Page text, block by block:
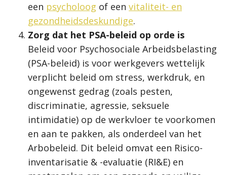
een psycholoog of een vitaliteit- en
gezondheidsdeskundige.
Zorg dat het PSA-beleid op orde is
Beleid voor Psychosociale Arbeidsbelasting
(PSA-beleid) is voor werkgevers wettelijk
verplicht beleid om stress, werkdruk, en
ongewenst gedrag (zoals pesten,
discriminatie, agressie, seksuele
intimidatie) op de werkvloer te voorkomen
en aan te pakken, als onderdeel van het
Arbobeleid. Dit beleid omvat een Risico-
inventarisatie & -evaluatie (RI&E) en